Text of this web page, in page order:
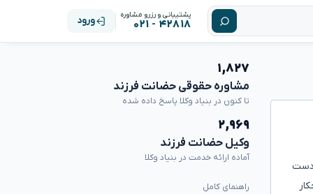
پشتیبانی و رزرو مشاوره
۴۲۸۱۸ - ۰۲۱ ورود
دست
۱,۸۲۷
مشاوره حقوقی حضانت فرزند
تا کنون در بنیاد وکلا پاسخ داده شده
۲,۹۶۹
وکیل حضانت فرزند
آماده ارائه خدمت در بنیاد وکلا
راهنمای کامل